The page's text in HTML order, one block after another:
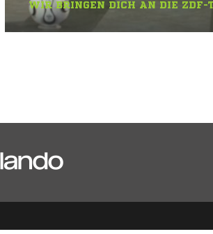
WIR BRINGEN DICH AN DIE ZDF-